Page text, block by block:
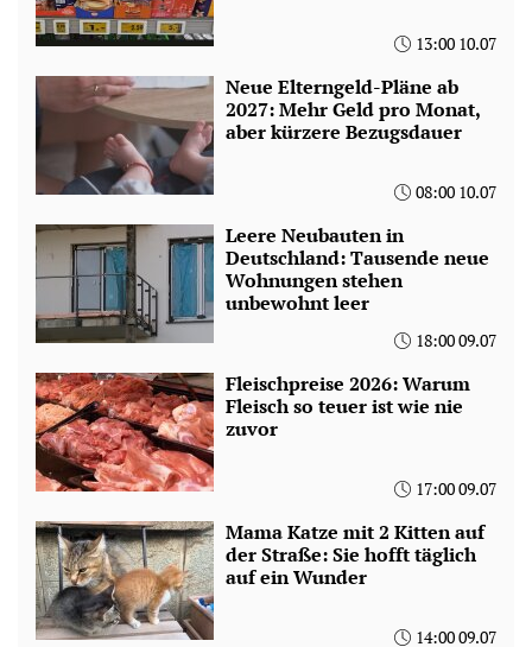
13:00 10.07
Neue Elterngeld-Pläne ab
2027: Mehr Geld pro Monat,
aber kürzere Bezugsdauer
08:00 10.07
Leere Neubauten in
Deutschland: Tausende neue
Wohnungen stehen
unbewohnt leer
18:00 09.07
Fleischpreise 2026: Warum
Fleisch so teuer ist wie nie
zuvor
17:00 09.07
Mama Katze mit 2 Kitten auf
der Straße: Sie hofft täglich
auf ein Wunder
14:00 09.07